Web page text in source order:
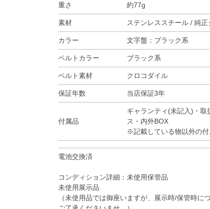
重さ 約77g
素材 ステンレススチール / 純
カラー 文字盤：ブラック系
ベルトカラー ブラック系
ベルト素材 クロコダイル
保証年数 当店保証3年
付属品
ギャランティ(未記入)・
ス・内外BOX
※記載している物以外の付
電池交換済
コンディション詳細：未使用保管品
未使用展示品
（未使用品では御座いますが、展示時/保管時に